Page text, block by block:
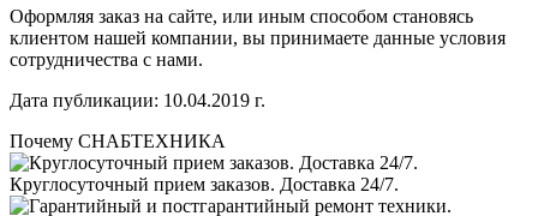
Оформляя заказ на сайте, или иным способом становясь
клиентом нашей компании, вы принимаете данные условия
сотрудничества с нами.
Дата публикации: 10.04.2019 г.
Почему СНАБТЕХНИКА
Круглосуточный прием заказов. Доставка 24/7.